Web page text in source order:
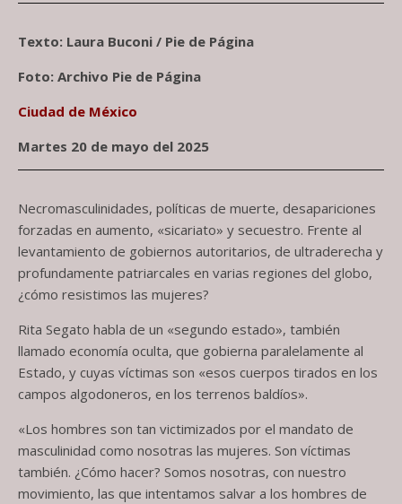
Texto: Laura Buconi / Pie de Página
Foto: Archivo Pie de Página
Ciudad de México
Martes 20 de mayo del 2025
Necromasculinidades, políticas de muerte, desapariciones
forzadas en aumento, «sicariato» y secuestro. Frente al
levantamiento de gobiernos autoritarios, de ultraderecha y
profundamente patriarcales en varias regiones del globo,
¿cómo resistimos las mujeres?
Rita Segato habla de un «segundo estado», también
llamado economía oculta, que gobierna paralelamente al
Estado, y cuyas víctimas son «esos cuerpos tirados en los
campos algodoneros, en los terrenos baldíos».
«Los hombres son tan victimizados por el mandato de
masculinidad como nosotras las mujeres. Son víctimas
también. ¿Cómo hacer? Somos nosotras, con nuestro
movimiento, las que intentamos salvar a los hombres de